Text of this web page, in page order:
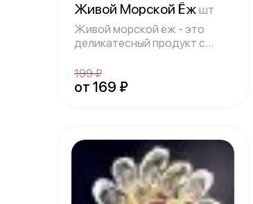
Живой Морской Ёж шт
Живой морской ёж - это
деликатесный продукт с
199 ₽
от 169 ₽